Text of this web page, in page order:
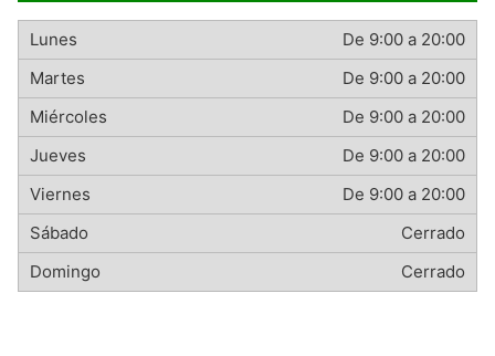
De 9:00 a 20:00
De 9:00 a 20:00
De 9:00 a 20:00
De 9:00 a 20:00
De 9:00 a 20:00
Cerrado
Cerrado